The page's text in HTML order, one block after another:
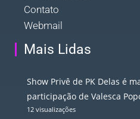
Contato
Webmail
Mais Lidas
Show Privê de PK Delas é
participação de Valesca
12 visualizações